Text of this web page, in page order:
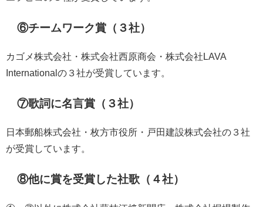
⑥チームワーク賞（３社）
カゴメ株式会社・株式会社西原商会・株式会社LAVA
Internationalの３社が受賞しています。
⑦歌詞に名言賞（３社）
日本郵船株式会社・枚方市役所・戸田建設株式会社の３社
が受賞しています。
⑧他に賞を受賞した社歌（４社）